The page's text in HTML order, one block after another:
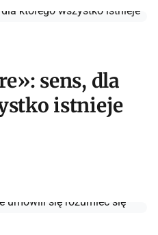
sens, dla
istnieje